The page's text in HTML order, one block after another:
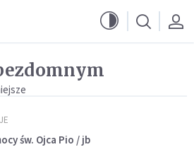
św. Ojca Pio / jb